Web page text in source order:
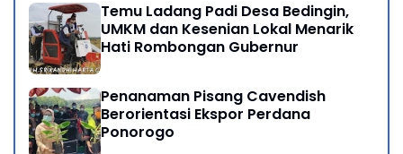
Temu Ladang Padi Desa Bedingin,
UMKM dan Kesenian Lokal Menarik
Hati Rombongan Gubernur
Penanaman Pisang Cavendish
Berorientasi Ekspor Perdana
Ponorogo